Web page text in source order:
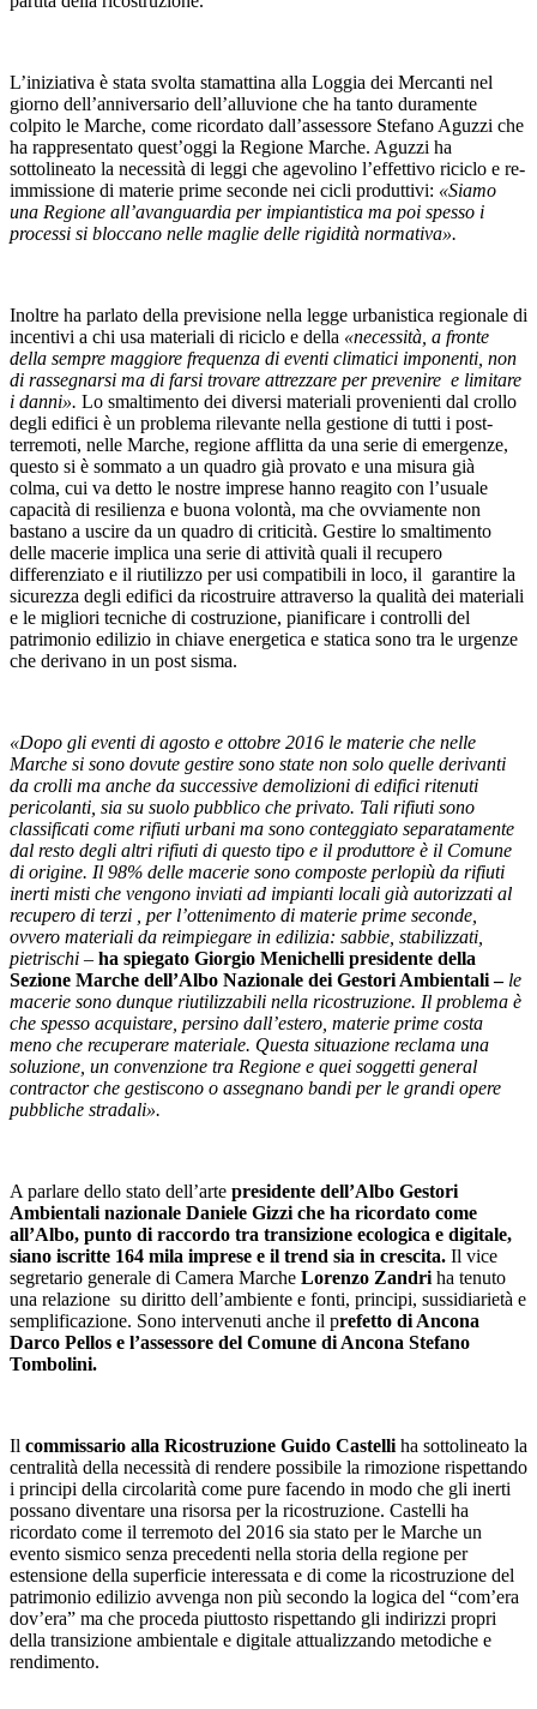
L’iniziativa è stata svolta stamattina alla Loggia dei Mercanti nel
giorno dell’anniversario dell’alluvione che ha tanto duramente
colpito le Marche, come ricordato dall’assessore Stefano Aguzzi che
ha rappresentato quest’oggi la Regione Marche. Aguzzi ha
sottolineato la necessità di leggi che agevolino l’effettivo riciclo e re-
immissione di materie prime seconde nei cicli produttivi: «Siamo
una Regione all’avanguardia per impiantistica ma poi spesso i
processi si bloccano nelle maglie delle rigidità normativa».
Inoltre ha parlato della previsione nella legge urbanistica regionale di
incentivi a chi usa materiali di riciclo e della «necessità, a fronte
della sempre maggiore frequenza di eventi climatici imponenti, non
di rassegnarsi ma di farsi trovare attrezzare per prevenire e limitare
i danni». Lo smaltimento dei diversi materiali provenienti dal crollo
degli edifici è un problema rilevante nella gestione di tutti i post-
terremoti, nelle Marche, regione afflitta da una serie di emergenze,
questo si è sommato a un quadro già provato e una misura già
colma, cui va detto le nostre imprese hanno reagito con l’usuale
capacità di resilienza e buona volontà, ma che ovviamente non
bastano a uscire da un quadro di criticità. Gestire lo smaltimento
delle macerie implica una serie di attività quali il recupero
differenziato e il riutilizzo per usi compatibili in loco, il garantire la
sicurezza degli edifici da ricostruire attraverso la qualità dei materiali
e le migliori tecniche di costruzione, pianificare i controlli del
patrimonio edilizio in chiave energetica e statica sono tra le urgenze
che derivano in un post sisma.
«Dopo gli eventi di agosto e ottobre 2016 le materie che nelle
Marche si sono dovute gestire sono state non solo quelle derivanti
da crolli ma anche da successive demolizioni di edifici ritenuti
pericolanti, sia su suolo pubblico che privato. Tali rifiuti sono
classificati come rifiuti urbani ma sono conteggiato separatamente
dal resto degli altri rifiuti di questo tipo e il produttore è il Comune
di origine. Il 98% delle macerie sono composte perlopiù da rifiuti
inerti misti che vengono inviati ad impianti locali già autorizzati al
recupero di terzi , per l’ottenimento di materie prime seconde,
ovvero materiali da reimpiegare in edilizia: sabbie, stabilizzati,
pietrischi – ha spiegato Giorgio Menichelli presidente della
Sezione Marche dell’Albo Nazionale dei Gestori Ambientali – le
macerie sono dunque riutilizzabili nella ricostruzione. Il problema è
che spesso acquistare, persino dall’estero, materie prime costa
meno che recuperare materiale. Questa situazione reclama una
soluzione, un convenzione tra Regione e quei soggetti general
contractor che gestiscono o assegnano bandi per le grandi opere
pubbliche stradali».
A parlare dello stato dell’arte presidente dell’Albo Gestori
Ambientali nazionale Daniele Gizzi che ha ricordato come
all’Albo, punto di raccordo tra transizione ecologica e digitale,
siano iscritte 164 mila imprese e il trend sia in crescita. Il vice
segretario generale di Camera Marche Lorenzo Zandri ha tenuto
una relazione su diritto dell’ambiente e fonti, principi, sussidiarietà e
semplificazione. Sono intervenuti anche il prefetto di Ancona
Darco Pellos e l’assessore del Comune di Ancona Stefano
Tombolini.
Il commissario alla Ricostruzione Guido Castelli ha sottolineato la
centralità della necessità di rendere possibile la rimozione rispettando
i principi della circolarità come pure facendo in modo che gli inerti
possano diventare una risorsa per la ricostruzione. Castelli ha
ricordato come il terremoto del 2016 sia stato per le Marche un
evento sismico senza precedenti nella storia della regione per
estensione della superficie interessata e di come la ricostruzione del
patrimonio edilizio avvenga non più secondo la logica del “com’era
dov’era” ma che proceda piuttosto rispettando gli indirizzi propri
della transizione ambientale e digitale attualizzando metodiche e
rendimento.